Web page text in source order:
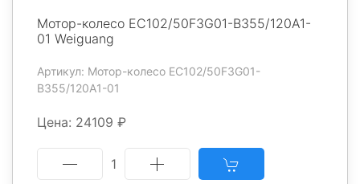
Мотор-колесо EC102/50F3G01-B355/120A1-
01 Weiguang
Артикул: Мотор-колесо EC102/50F3G01-
B355/120A1-01
Цена: 24109 ₽
1